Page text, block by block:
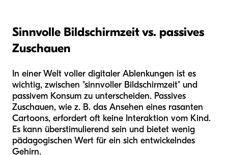
Sinnvolle Bildschirmzeit vs. passives
Zuschauen
In einer Welt voller digitaler Ablenkungen ist es
wichtig, zwischen "sinnvoller Bildschirmzeit" und
passivem Konsum zu unterscheiden. Passives
Zuschauen, wie z. B. das Ansehen eines rasanten
Cartoons, erfordert oft keine Interaktion vom Kind.
Es kann überstimulierend sein und bietet wenig
pädagogischen Wert für ein sich entwickelndes
Gehirn.